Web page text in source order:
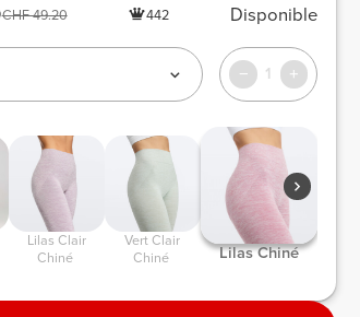
CHF 49.20 442 Disponible
1
Chiné
Vert Clair
Chiné
Lilas Chiné